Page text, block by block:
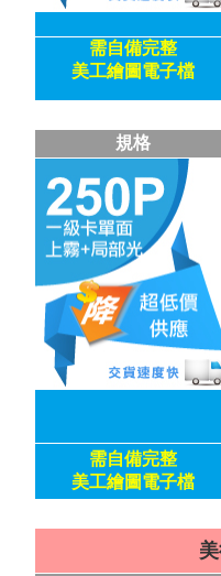
需自備完整
美工繪圖電子檔
規格
需自備完整
美工繪圖電子檔